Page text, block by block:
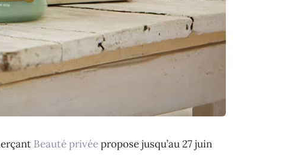
Beauté privéepropose jusqu’au 27 juin